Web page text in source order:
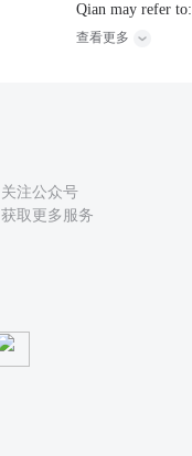
Qian may refer to:
查看更多
关注公众号
获取更多服务